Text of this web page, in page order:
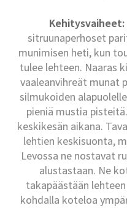
Kehitysvaiheet:
sitruunaperhoset
munimisen heti, kun
tulee lehteen. Naaras
vaaleanvihreät munat
silmukoiden
pieniä mustia
keskikesän aikana.
lehtien keskisuonta,
Levossa ne nostavat
alustastaan. Ne
takapäästään
kohdalla koteloa